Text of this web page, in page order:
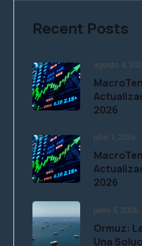
Recent Posts
agosto 4,
2026
julio 1, 2026
2026
junio 5, 2026
Ormuz:
Una